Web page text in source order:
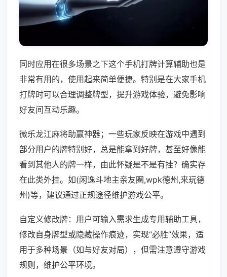
同时应用在很多场景之下这个手机打牌计算辅助也是
非常有用的，使用起来简单便捷。特别是在大家手机
打牌时可以合理调整牌型，提升游戏体验，避免影响
好友间互动乐趣。
微乐龙江麻将助赢神器；一些玩家反映在游戏中遇到
部分用户的牌特别好，总是能拿到好牌，甚至好像能
看到其他人的牌一样，由此怀疑是不是有挂？确实存
在此类外挂。如(闲逸斗地主亲友圈,wpk德州,来玩德
州)等，建议通过正规途径维护游戏公平。
自定义修改牌：用户可输入需求生成专用辅助工具，
修改自身牌型或隐藏操作痕迹，实现“必胜”效果，适
用于多种场景（如与好友对局），但需注意遵守游戏
规则，维护公平环境。